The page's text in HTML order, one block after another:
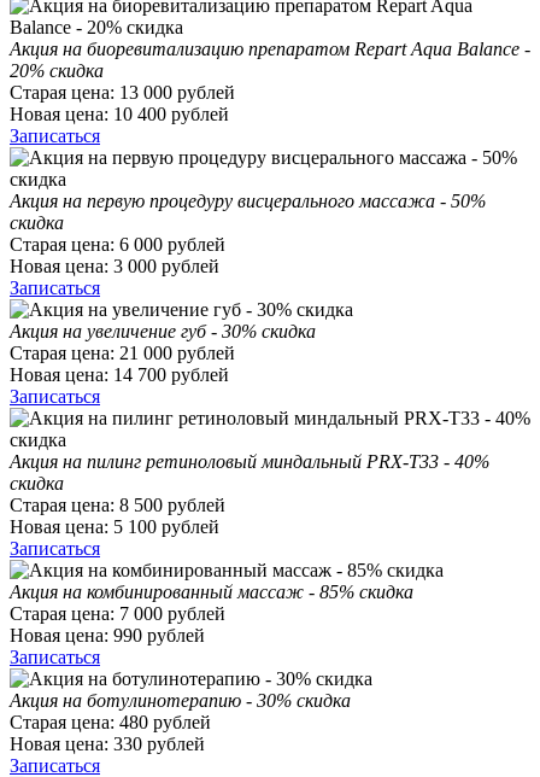
Акция на биоревитализацию препаратом Repart Aqua Balance -
20% скидка
Старая цена: 13 000 рублей
Новая цена: 10 400 рублей
Записаться
Акция на первую процедуру висцерального массажа - 50%
скидка
Старая цена: 6 000 рублей
Новая цена: 3 000 рублей
Записаться
Акция на увеличение губ - 30% скидка
Старая цена: 21 000 рублей
Новая цена: 14 700 рублей
Записаться
Акция на пилинг ретиноловый миндальный PRX-T33 - 40%
скидка
Старая цена: 8 500 рублей
Новая цена: 5 100 рублей
Записаться
Акция на комбинированный массаж - 85% скидка
Старая цена: 7 000 рублей
Новая цена: 990 рублей
Записаться
Акция на ботулинотерапию - 30% скидка
Старая цена: 480 рублей
Новая цена: 330 рублей
Записаться